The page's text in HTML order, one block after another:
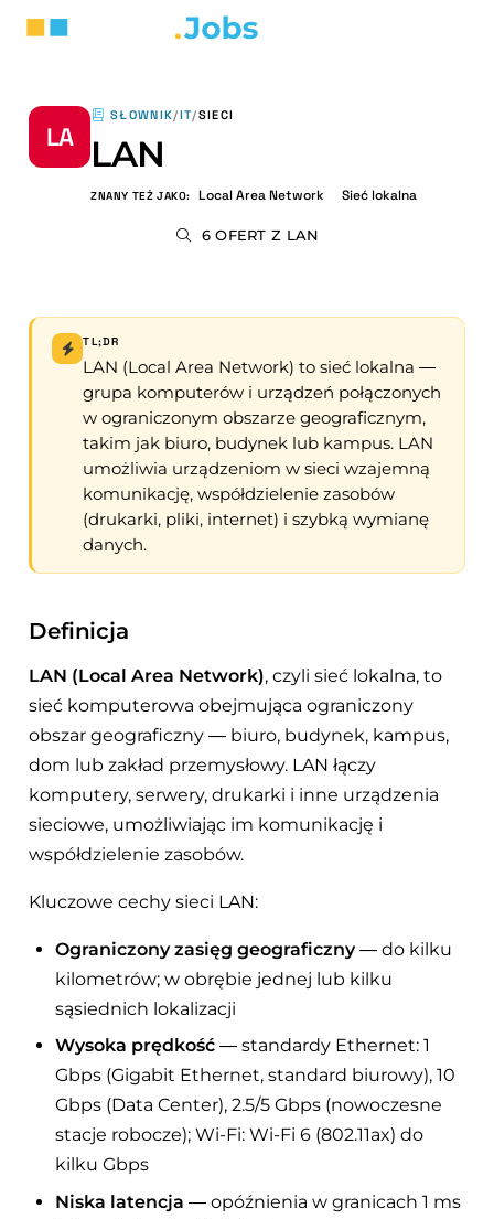
LA
SŁOWNIK/IT/SIECI
LAN
ZNANY TEŻ JAKO: Local Area Network Sieć lokalna
6 OFERT Z LAN
TL;DR
LAN (Local Area Network) to sieć lokalna —
grupa komputerów i urządzeń połączonych
w ograniczonym obszarze geograficznym,
takim jak biuro, budynek lub kampus. LAN
umożliwia urządzeniom w sieci wzajemną
komunikację, współdzielenie zasobów
(drukarki, pliki, internet) i szybką wymianę
danych.
Definicja
LAN (Local Area Network), czyli sieć lokalna, to
sieć komputerowa obejmująca ograniczony
obszar geograficzny — biuro, budynek, kampus,
dom lub zakład przemysłowy. LAN łączy
komputery, serwery, drukarki i inne urządzenia
sieciowe, umożliwiając im komunikację i
współdzielenie zasobów.
Kluczowe cechy sieci LAN:
Ograniczony zasięg geograficzny— do kilku
kilometrów; w obrębie jednej lub kilku
sąsiednich lokalizacji
Wysoka prędkość — standardy Ethernet: 1
Gbps (Gigabit Ethernet, standard biurowy), 10
Gbps (Data Center), 2.5/5 Gbps (nowoczesne
stacje robocze); Wi-Fi: Wi-Fi 6 (802.11ax) do
kilku Gbps
Niska latencja — opóźnienia w granicach 1 ms